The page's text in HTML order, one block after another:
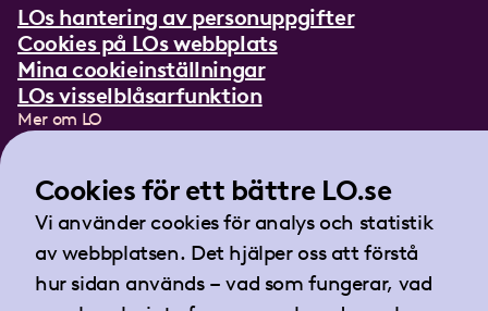
LOs hantering av personuppgifter
Cookies på LOs webbplats
Mina cookieinställningar
LOs visselblåsarfunktion
Mer om LO
Lättläst om LO
Teckenspråksfilm
Tidningen Arbetet
Landsorganisationen i Sverige
Barnhusgatan 18
Cookies för ett bättre LO.se
Vi använder cookies för analys och statistik
av webbplatsen. Det hjälper oss att förstå
hur sidan används – vad som fungerar, vad